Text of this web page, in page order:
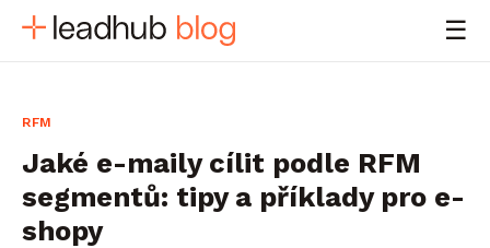
☰
RFM
Jaké e-maily cílit podle RFM
segmentů: tipy a příklady pro e-
shopy